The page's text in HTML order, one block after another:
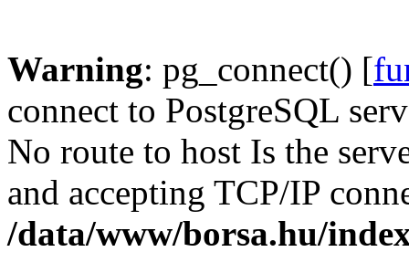
Warning: pg_connect() [
connect to PostgreSQL
No route to host Is the
and accepting TCP/IP
/data/www/borsa.hu/